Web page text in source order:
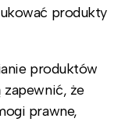
produkty
produktów
że
prawne,